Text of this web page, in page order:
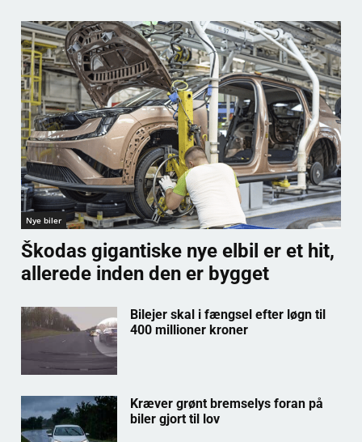
Nye biler
Škodas gigantiske nye elbil er et hit,
allerede inden den er bygget
Bilejer skal i fængsel efter løgn til
400 millioner kroner
Kræver grønt bremselys foran på
biler gjort til lov